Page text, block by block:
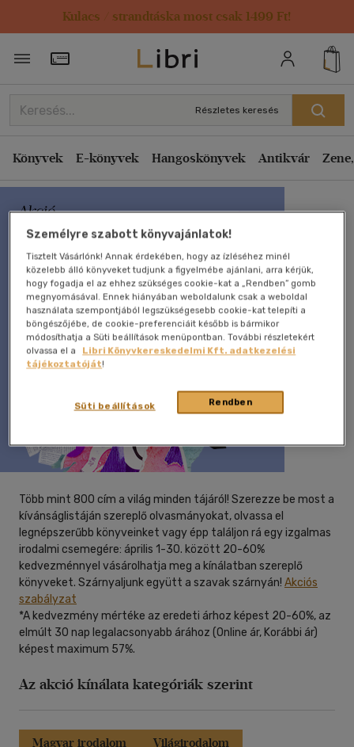
Kulacs / strandtáska most csak 1499 Ft!
Törzsvásárlói Kártya adatai
Részletes keresés
Könyvek E-könyvek Hangoskönyvek Antikvár
Több mint 800 cím a világ minden tájáról! Szerezze be most a
kívánságlistáján szereplő olvasmányokat, olvassa el
legnépszerűbb könyveinket vagy épp találjon rá egy izgalmas
irodalmi csemegére: április 1-30. között 20-60%
kedvezménnyel vásárolhatja meg a kínálatban szereplő
könyveket. Szárnyaljunk együtt a szavak szárnyán! Akciós
szabályzat
*A kedvezmény mértéke az eredeti árhoz képest 20-60%, az
elmúlt 30 nap legalacsonyabb árához (Online ár, Korábbi ár)
képest maximum 57%.
Az akció kínálata kategóriák szerint
Magyar irodalom
Világirodalom
Személyre szabott könyvajánlatok!
Tisztelt Vásárlónk! Annak érdekében, hogy az ízléséhez minél
közelebb álló könyveket tudjunk a figyelmébe ajánlani, arra kérjük,
hogy fogadja el az ehhez szükséges cookie-kat a „Rendben” gomb
megnyomásával. Ennek hiányában weboldalunk csak a weboldal
használata szempontjából legszükségesebb cookie-kat telepíti a
böngészőjébe, de cookie-preferenciáit később is bármikor
módosíthatja a Süti beállítások menüpontban. További részletekért
olvassa el a
Libri Könyvkereskedelmi Kft. adatkezelési
tájékoztatóját!
Rendben
Süti beállítások